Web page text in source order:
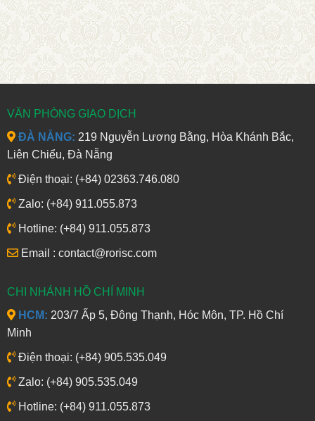
VĂN PHÒNG GIAO DỊCH
ĐÀ NẴNG: 219 Nguyễn Lương Bằng, Hòa Khánh Bắc,
Liên Chiểu, Đà Nẵng
Điện thoại: (+84) 02363.746.080
Zalo: (+84) 911.055.873
Hotline: (+84) 911.055.873
Email : contact@rorisc.com
CHI NHÁNH HỒ CHÍ MINH
HCM: 203/7 Ấp 5, Đông Thạnh, Hóc Môn, TP. Hồ Chí
Minh
Điện thoại: (+84) 905.535.049
Zalo: (+84) 905.535.049
Hotline: (+84) 911.055.873